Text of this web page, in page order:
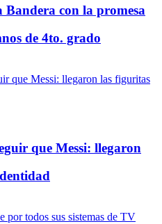
Bandera con la promesa
de 4to. grado
que Messi: llegaron